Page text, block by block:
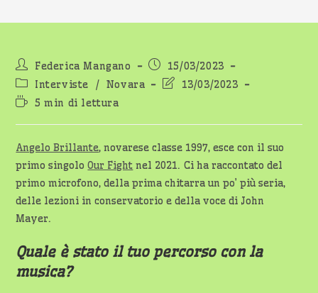
Autore
dell'articolo:
Federica Mangano
Articolo
pubblicato:
15/03/2023
Categoria
dell'articolo:
Interviste / Novara
Ultima13/03/2023
Tempo
lettura:
5 min di lettura
Angelo Brillante, novarese classe 1997, esce con il suo
primo singoloOur Fight nel 2021. Ci ha raccontato del
primo microfono, della prima chitarra un po’ più seria,
delle lezioni in conservatorio e della voce di John
Mayer.
Quale è stato il tuo percorso con la
musica?